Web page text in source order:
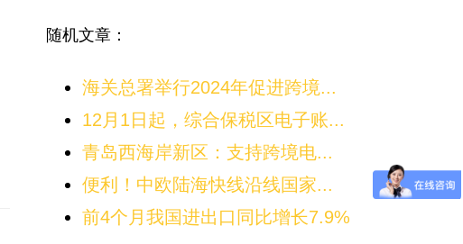
随机文章：
海关总署举行2024年促进跨境...
12月1日起，综合保税区电子账...
青岛西海岸新区：支持跨境电...
便利！中欧陆海快线沿线国家...
前4个月我国进出口同比增长7.9%